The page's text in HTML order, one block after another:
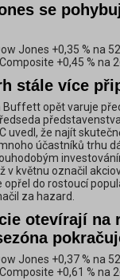
se
Jones +0,35 % na
+0,45 % na
stále více
Buffett opět varuje
uvedl, že najít
účastníků trhu
v květnu označil
opřel do rostoucí
za hazard.
otevírají na
Jones +0,37 % na
+0,61 % na